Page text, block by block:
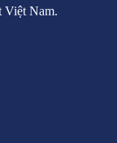
Việt Nam.